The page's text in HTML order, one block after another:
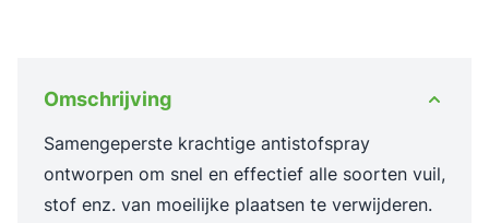
Omschrijving
Samengeperste krachtige antistofspray
ontworpen om snel en effectief alle soorten vuil,
stof enz. van moeilijke plaatsen te verwijderen.